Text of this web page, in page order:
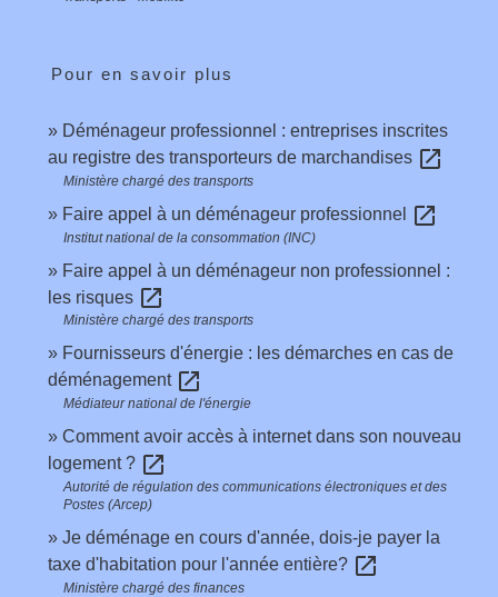
Pour en savoir plus
Déménageur professionnel : entreprises inscrites
au registre des transporteurs de marchandises open_in_new
Ministère chargé des transports
Faire appel à un déménageur professionnel open_in_new
Institut national de la consommation (INC)
Faire appel à un déménageur non professionnel :
les risques open_in_new
Ministère chargé des transports
Fournisseurs d'énergie : les démarches en cas de
déménagement open_in_new
Médiateur national de l'énergie
Comment avoir accès à internet dans son nouveau
logement ? open_in_new
Autorité de régulation des communications électroniques et des
Postes (Arcep)
Je déménage en cours d'année, dois-je payer la
taxe d'habitation pour l'année entière? open_in_new
Ministère chargé des finances